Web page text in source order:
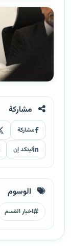
مشاركة
مشاركة
لينكد إن
الوسوم
اخبار القسم